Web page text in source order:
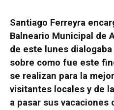
Santiago Ferreyra
Balneario Municipal de
de este lunes
sobre como fue este
se realizan para la
visitantes locales y de
a pasar sus vacaciones